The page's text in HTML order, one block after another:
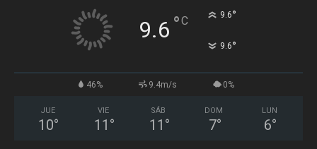
9.6 °C 9.6°
9.6°
46% 9.4m/s 0%
JUE
10°
VIE
11 °
SÁB
11 °
DOM
7°
LUN
6°